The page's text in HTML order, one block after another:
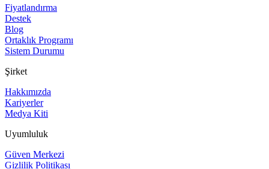
Fiyatlandırma
Destek
Blog
Ortaklık Programı
Sistem Durumu
Şirket
Hakkımızda
Kariyerler
Medya Kiti
Uyumluluk
Güven Merkezi
Gizlilik Politikası